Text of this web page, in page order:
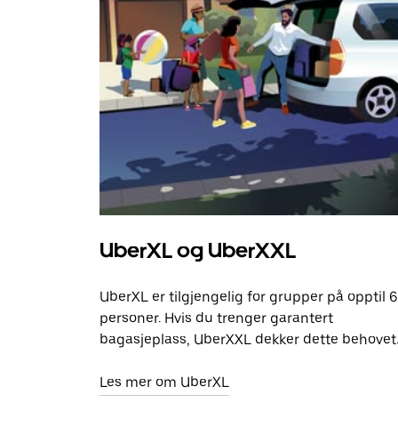
UberXL og UberXXL
UberXL er tilgjengelig for grupper på opptil 6
personer. Hvis du trenger garantert
bagasjeplass, UberXXL dekker dette behovet.
Les mer om UberXL